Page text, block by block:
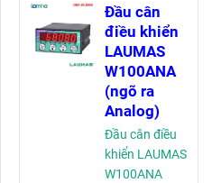
Dầm
uốn*:
75, 150,
300 (kg)
Dầm
cắt:
500,
1000,
2000,
Đầu cân
điều khiển
LAUMAS
W100ANA
(ngõ ra
Analog)
Đầu cân điều
khiển LAUMAS
W100ANA